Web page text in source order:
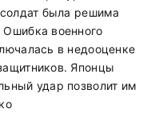
была решима
военного
в недооценке
Японцы
удар позволит им